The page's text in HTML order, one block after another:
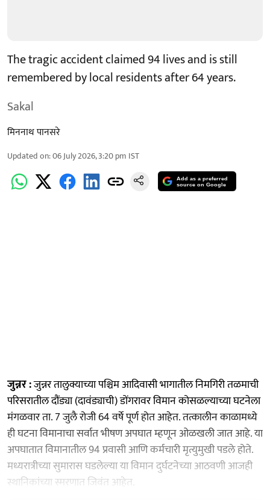
The tragic accident claimed 94 lives and is still
remembered by local residents after 64 years.
Sakal
मिननाथ पानसरे
Updated on:06 July 2026, 3:20 pm IST
Add as a preferred
source on Google
जुन्नर :जुन्नर तालुक्याच्या पश्चिम आदिवासी भागातील निमगिरी तळमाची
परिसरातील दौंड्या (दावंड्याची) डोंगरावर विमान कोसळल्याच्या घटनेला
मंगळवार ता. 7 जुलै रोजी 64 वर्षे पूर्ण होत आहेत. तत्कालीन काळामध्ये
ही घटना विमानाचा सर्वात भीषण अपघात म्हणून ओळखली जात आहे. या
अपघातात विमानातील 94 प्रवासी आणि कर्मचारी मृत्युमुखी पडले होते.
मध्यरात्रीच्या सुमारास घडलेल्या या विमान दुर्घटनेच्या आठवणी आजही
स्थानिकांच्या स्मरणात जिवंत आहेत.